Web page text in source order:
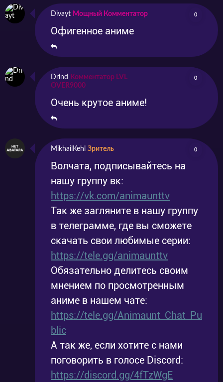
Divayt Мощный Комментатор 0
Офигенное аниме
Drind
Комментатор LVL
OVER9000
0
Очень крутое аниме!
MikhailKehl Зритель 0
Волчата, подписывайтесь на
нашу группу вк:
https://vk.com/animaunttv
Так же загляните в нашу группу
в телеграмме, где вы сможете
скачать свои любимые серии:
https://tele.gg/animaunttv
Обязательно делитесь своим
мнением по просмотренным
аниме в нашем чате:
https://tele.gg/Animaunt_Chat_Pu
blic
А так же, если хотите с нами
поговорить в голосе Discord:
https://discord.gg/4fTzWgE